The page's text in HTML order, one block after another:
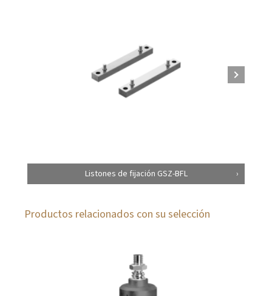
Listones de fijación GSZ-BFL
Productos relacionados con su selección